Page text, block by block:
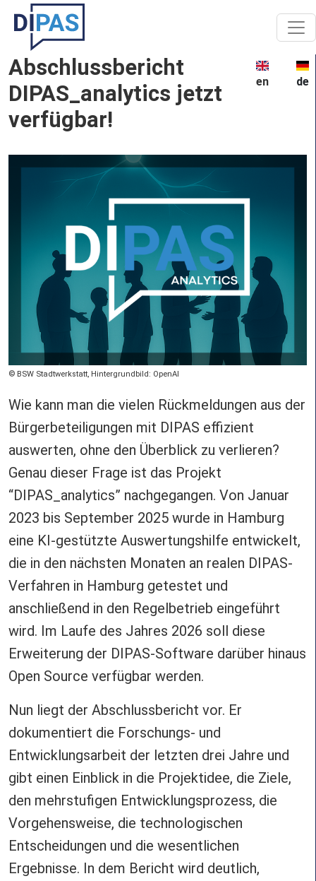
Skip to main content
en de
Abschlussbericht
DIPAS_analytics jetzt
verfügbar!
Copyright
BSW Stadtwerkstatt, Hintergrundbild: OpenAI
Wie kann man die vielen Rückmeldungen aus der
Bürgerbeteiligungen mit DIPAS effizient
auswerten, ohne den Überblick zu verlieren?
Genau dieser Frage ist das Projekt
“DIPAS_analytics” nachgegangen. Von Januar
2023 bis September 2025 wurde in Hamburg
eine KI-gestützte Auswertungshilfe entwickelt,
die in den nächsten Monaten an realen DIPAS-
Verfahren in Hamburg getestet und
anschließend in den Regelbetrieb eingeführt
wird. Im Laufe des Jahres 2026 soll diese
Erweiterung der DIPAS-Software darüber hinaus
Open Source verfügbar werden.
Nun liegt der Abschlussbericht vor. Er
dokumentiert die Forschungs- und
Entwicklungsarbeit der letzten drei Jahre und
gibt einen Einblick in die Projektidee, die Ziele,
den mehrstufigen Entwicklungsprozess, die
Vorgehensweise, die technologischen
Entscheidungen und die wesentlichen
Ergebnisse. In dem Bericht wird deutlich,